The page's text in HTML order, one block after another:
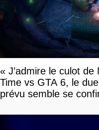
« J’admire le culot
Time vs GTA 6, le
prévu semble se